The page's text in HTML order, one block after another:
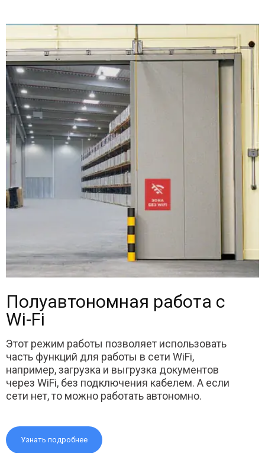
Полуавтономная работа с
Wi-Fi
Этот режим работы позволяет использовать
часть функций для работы в сети WiFi,
например, загрузка и выгрузка документов
через WiFi, без подключения кабелем. А если
сети нет, то можно работать автономно.
Узнать подробнее